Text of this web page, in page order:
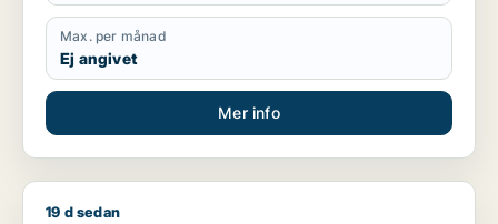
Max. per månad
Ej angivet
Mer info
Jag söker lager, industrilokal, butik eller showroom för
19 d sedan